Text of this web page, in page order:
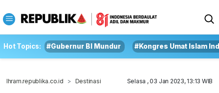
Hot Topics: #Gubernur BI Mundur #Kongres Umat Islam
Ihram.republika.co.id Destinasi Selasa , 03 Jan 2023, 13:13 WIB